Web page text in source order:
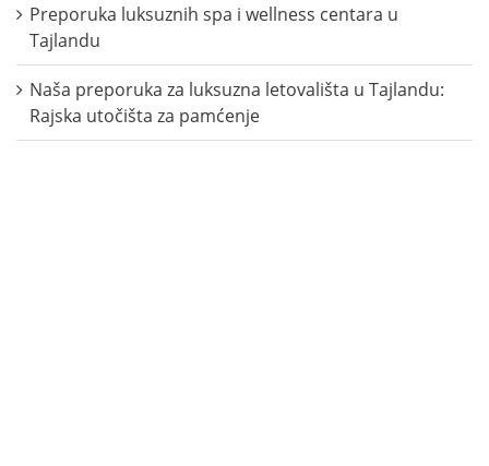
Preporuka luksuznih spa i wellness centara u
Tajlandu
Naša preporuka za luksuzna letovališta u Tajlandu:
Rajska utočišta za pamćenje